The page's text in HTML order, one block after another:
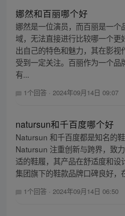
娜然和百丽哪个好
娜然是一位演员，而百丽是一个
域，无法直接进行比较哪一个更
出自己的特色和魅力，其在影视
受到一定关注。百丽作为一个品
有...
1个回答 · 2024年09月14日 09:07
natursun和千百度哪个好
Natursun 和千百度都是知名的
Natursun 注重创新与跨界，致
适的鞋履，其产品在舒适度和设
集团旗下的鞋款品牌口碑良好，
1个回答 · 2024年09月14日 06:50